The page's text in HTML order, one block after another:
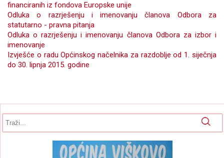
financiranih iz fondova Europske unije
Odluka o razrješenju i imenovanju članova Odbora za
statutarno - pravna pitanja
Odluka o razrješenju i imenovanju članova Odbora za izbor i
imenovanje
Izvješće o radu Općinskog načelnika za razdoblje od 1. siječnja
do 30. lipnja 2015. godine